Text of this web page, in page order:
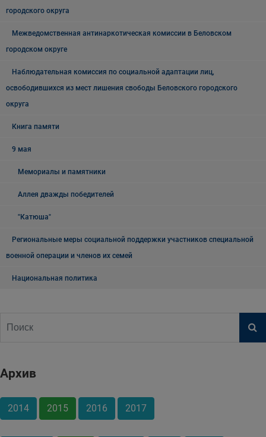
городского округа
Межведомственная антинаркотическая комиссии в Беловском
городском округе
Наблюдательная комиссия по социальной адаптации лиц,
освободившихся из мест лишения свободы Беловского городского
округа
Книга памяти
9 мая
Мемориалы и памятники
Аллея дважды победителей
"Катюша"
Региональные меры социальной поддержки участников специальной
военной операции и членов их семей
Национальная политика
Архив
2014 2015 2016 2017